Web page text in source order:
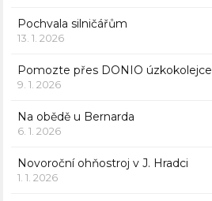
Pochvala silničářům
13. 1. 2026
Pomozte přes DONIO úzkokolejce
9. 1. 2026
Na obědě u Bernarda
6. 1. 2026
Novoroční ohňostroj v J. Hradci
1. 1. 2026